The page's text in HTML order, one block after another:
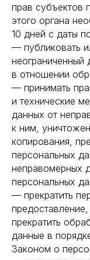
прав субъектов
этого органа
10 дней с даты
— публиковать
неограниченный
в отношении
— принимать
и технические
данных от
к ним,
копирования,
персональных
неправомерных
персональных
— прекратить
прекратить
данные в
Законом о